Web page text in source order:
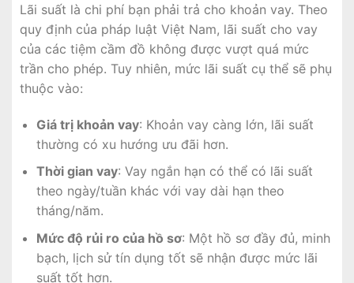
Lãi suất là chi phí bạn phải trả cho khoản vay. Theo
quy định của pháp luật Việt Nam, lãi suất cho vay
của các tiệm cầm đồ không được vượt quá mức
trần cho phép. Tuy nhiên, mức lãi suất cụ thể sẽ phụ
thuộc vào:
Giá trị khoản vay: Khoản vay càng lớn, lãi suất
thường có xu hướng ưu đãi hơn.
Thời gian vay: Vay ngắn hạn có thể có lãi suất
theo ngày/tuần khác với vay dài hạn theo
tháng/năm.
Mức độ rủi ro của hồ sơ: Một hồ sơ đầy đủ, minh
bạch, lịch sử tín dụng tốt sẽ nhận được mức lãi
suất tốt hơn.